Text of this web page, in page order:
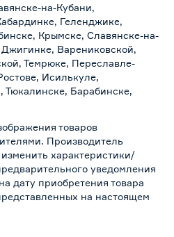
на-Кубани,
Геленджике,
Крымске, Славянске-на-
Варениковской,
Темрюке, Переславле-
Исилькуле,
Тюкалинске, Барабинске,
товаров
Производитель
характеристики/
уведомления
дату приобретения товара
на настоящем